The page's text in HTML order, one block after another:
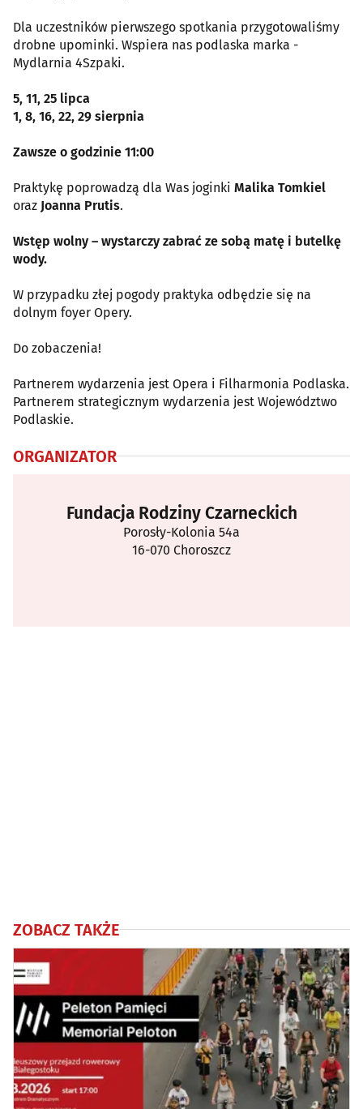
Dla uczestników pierwszego spotkania przygotowaliśmy
drobne upominki. Wspiera nas podlaska marka -
Mydlarnia 4Szpaki.
5, 11, 25 lipca
1, 8, 16, 22, 29 sierpnia
Zawsze o godzinie 11:00
Praktykę poprowadzą dla Was joginki Malika Tomkiel
oraz Joanna Prutis.
Wstęp wolny – wystarczy zabrać ze sobą matę i butelkę
wody.
W przypadku złej pogody praktyka odbędzie się na
dolnym foyer Opery.
Do zobaczenia!
Partnerem wydarzenia jest Opera i Filharmonia Podlaska.
Partnerem strategicznym wydarzenia jest Województwo
Podlaskie.
ORGANIZATOR
Fundacja Rodziny Czarneckich
Porosły-Kolonia 54a
16-070 Choroszcz
ZOBACZ TAKŻE